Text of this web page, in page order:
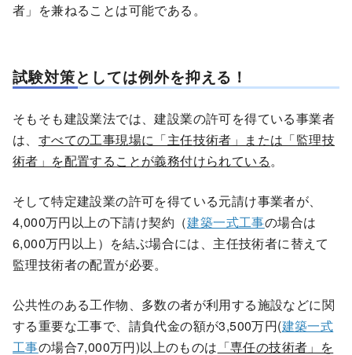
者」を兼ねることは可能である。
試験対策としては例外を抑える！
そもそも建設業法では、建設業の許可を得ている事業者
は、 すべての工事現場に「主任技術者」または「監理技
術者」を配置することが義務付けられている。
そして特定建設業の許可を得ている元請け事業者が、
4,000万円以上の下請け契約（建築一式工事の場合は
6,000万円以上）を結ぶ場合には、主任技術者に替えて
監理技術者の配置が必要。
公共性のある工作物、多数の者が利用する施設などに関
する重要な工事で、請負代金の額が3,500万円(建築一式
工事の場合7,000万円)以上のものは 「専任の技術者」を